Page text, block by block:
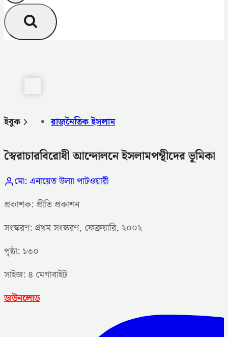
ইবুক রাজনৈতিক ইসলাম
স্বৈরাচারবিরোধী আন্দোলনে ইসলামপন্থীদের ভূমিকা
মো: এনায়েত উল্যা পাটওয়ারী
প্রকাশক: প্রীতি প্রকাশন
সংস্করণ: প্রথম সংস্করণ, ফেব্রুয়ারি, ২০০২
পৃষ্ঠা: ১৩০
সাইজ: ৪ মেগাবাইট
ডাউনলোড